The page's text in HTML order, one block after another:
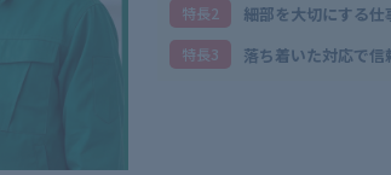
特⻑2 細部を大切にする仕
特⻑3 落ち着いた対応で信